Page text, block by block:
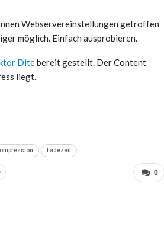
Webservereinstellungen getroffen
möglich. Einfach ausprobieren.
Ditebereit gestellt. Der Content
liegt.
Ladezeit
0